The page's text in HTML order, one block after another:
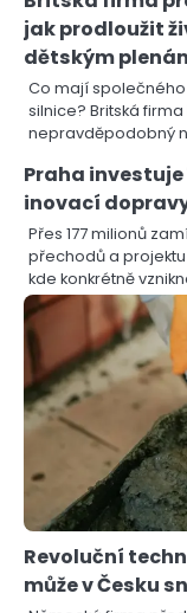
jak prodloužit
dětským
Co mají
silnice? Britská
nepravděpodobný
Praha
inovací
Přes 177 milionů
přechodů a
kde konkrétně
Revoluční
může v Česku